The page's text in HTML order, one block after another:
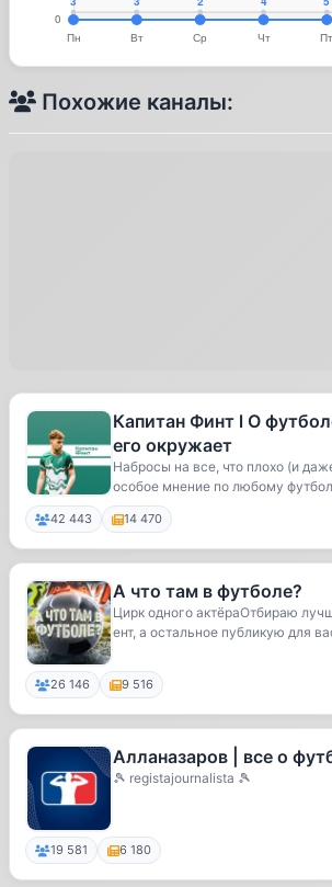
Похожие каналы:
Капитан Финт l О
его окружает
Набросы на все, что плохо (и
особое мнение по любому
42 443 14 470
А что там в футболе?
Цирк одного актёраОтбираю
ент, а остальное публикую для
26 146 9 516
Алланазаров | все о
🎾 registajournalista 🎾
19 581 6 180